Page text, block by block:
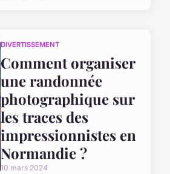
DIVERTISSEMENT
Comment organiser
une randonnée
photographique sur
les traces des
impressionnistes en
Normandie ?
10 mars 2024